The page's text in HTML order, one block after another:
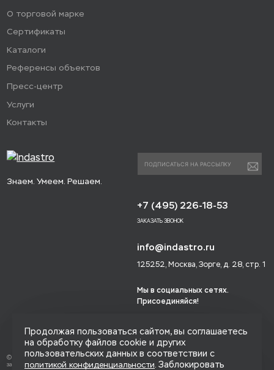
Знаем. Умеем. Решаем.
© 2014-2026 «Индастро», Все права
защищены.
О торговой марке
Сертификаты
Каталоги
Референсы объектов
Пресс-центр
Услуги
Контакты
+7 (495) 226-18-53
ЗАКАЗАТЬ ЗВОНОК
info@indastro.ru
125252, Москва, Зорге, д. 28, стр. 1
Мы в социальных сетях.
Присоединяйся!
Продолжая пользоваться сайтом, вы соглашаетесь
на обработку файлов cookie и других
пользовательских данных в соответствии с
политикой конфиденциальности. Заблокировать